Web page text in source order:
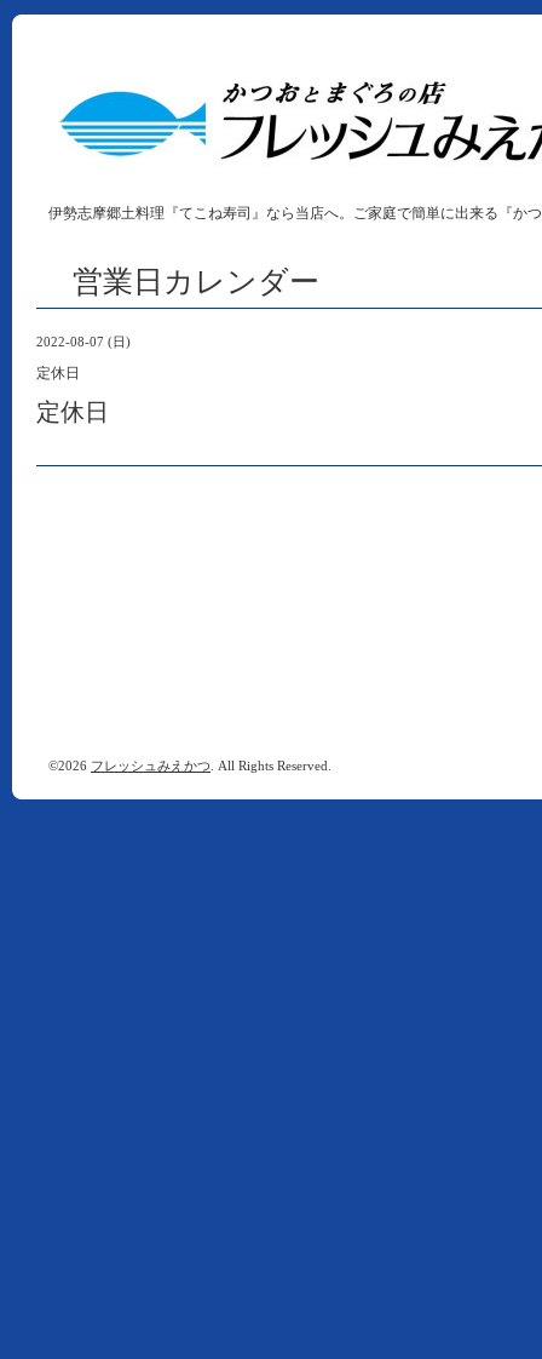
伊勢志摩郷土料理『てこね寿司』なら当店へ。ご家庭で簡単に出来る『か
営業日カレンダー
2022-08-07 (日)
定休日
定休日
©2026 フレッシュみえかつ . All Rights Reserved.